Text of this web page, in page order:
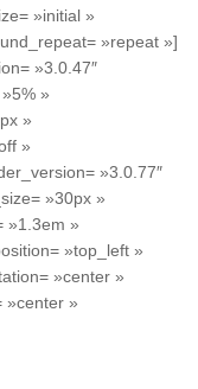
»initial »
»repeat »]
»3.0.47″
»
»
»
»3.0.77″
»30px »
»1.3em »
»top_left »
»center »
»center »